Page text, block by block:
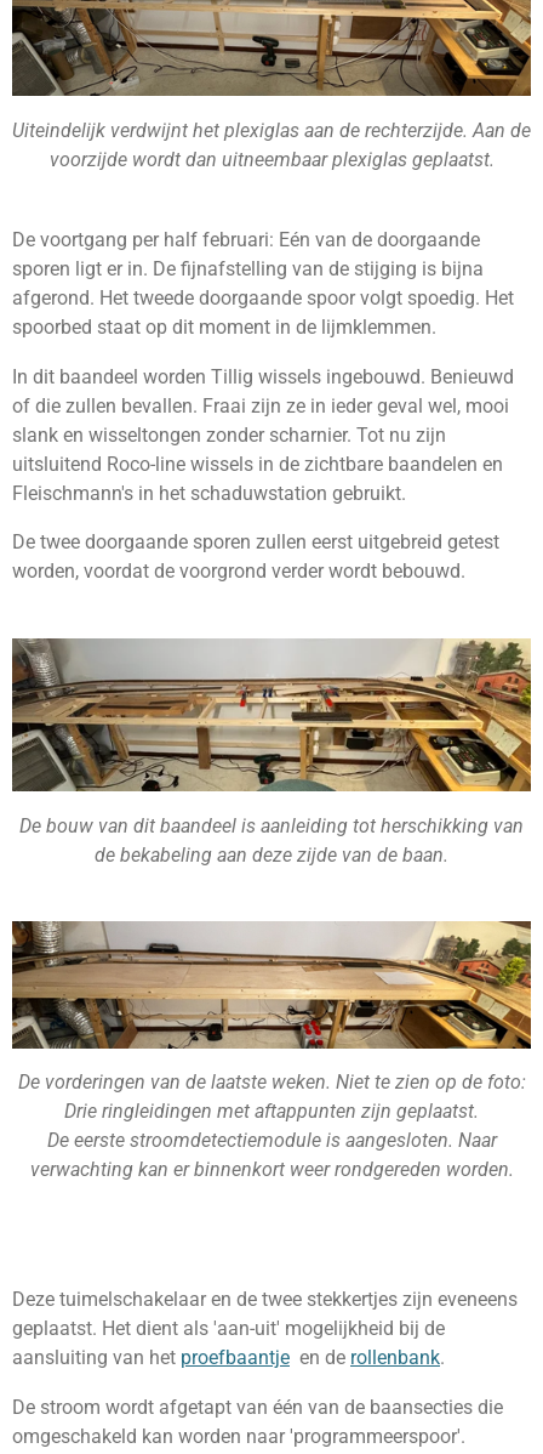
Uiteindelijk verdwijnt het plexiglas aan de rechterzijde. Aan de
voorzijde wordt dan uitneembaar plexiglas geplaatst.
De voortgang per half februari: Eén van de doorgaande
sporen ligt er in. De fijnafstelling van de stijging is bijna
afgerond. Het tweede doorgaande spoor volgt spoedig. Het
spoorbed staat op dit moment in de lijmklemmen.
In dit baandeel worden Tillig wissels ingebouwd. Benieuwd
of die zullen bevallen. Fraai zijn ze in ieder geval wel, mooi
slank en wisseltongen zonder scharnier. Tot nu zijn
uitsluitend Roco-line wissels in de zichtbare baandelen en
Fleischmann's in het schaduwstation gebruikt.
De twee doorgaande sporen zullen eerst uitgebreid getest
worden, voordat de voorgrond verder wordt bebouwd.
De bouw van dit baandeel is aanleiding tot herschikking van
de bekabeling aan deze zijde van de baan.
De vorderingen van de laatste weken. Niet te zien op de foto:
Drie ringleidingen met aftappunten zijn geplaatst.
De eerste stroomdetectiemodule is aangesloten. Naar
verwachting kan er binnenkort weer rondgereden worden.
Deze tuimelschakelaar en de twee stekkertjes zijn eveneens
geplaatst. Het dient als 'aan-uit' mogelijkheid bij de
aansluiting van het proefbaantje en de rollenbank.
De stroom wordt afgetapt van één van de baansecties die
omgeschakeld kan worden naar 'programmeerspoor'.